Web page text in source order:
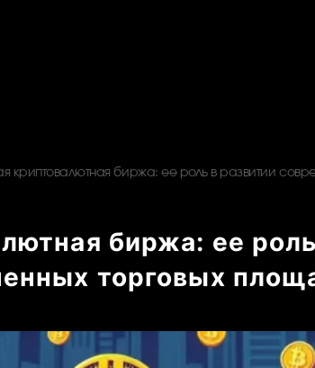
криптовалютная биржа: ее роль в развитии
биржа: ее
торговых